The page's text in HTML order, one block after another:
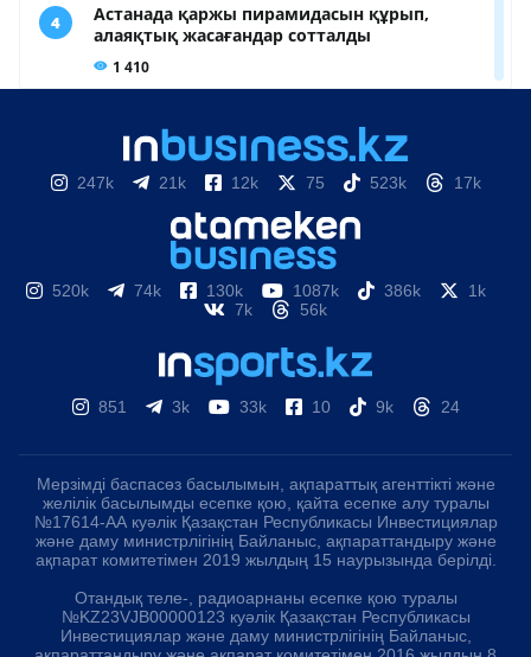
247k 21k 12k 75 523k 17k
520k 74k 130k 1087k 386k
1k
7k
56k
851 3k 33k 10 9k 24
Мерзімді баспасөз басылымын, ақпараттық агенттікті және
желілік басылымды есепке қою, қайта есепке алу туралы
№17614-АА куәлік Қазақстан Республикасы Инвестициялар
және даму министрлігінің Байланыс, ақпараттандыру және
ақпарат комитетімен 2019 жылдың 15 наурызында берілді.
Отандық теле-, радиоарнаны есепке қою туралы
№KZ23VJB00000123 куәлік Қазақстан Республикасы
Инвестициялар және даму министрлігінің Байланыс,